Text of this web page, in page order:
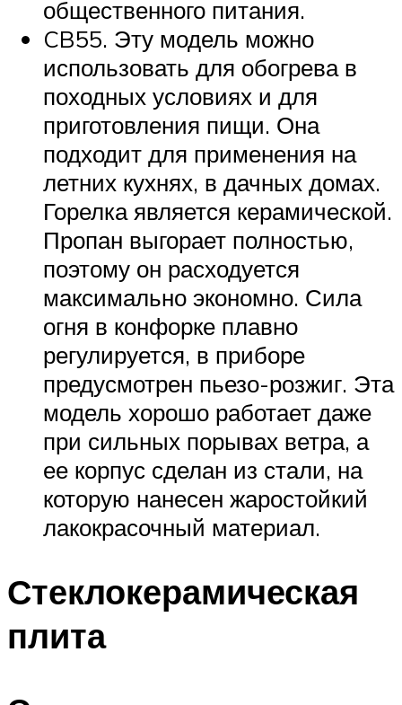
общественного питания.
CB55. Эту модель можно
использовать для обогрева в
походных условиях и для
приготовления пищи. Она
подходит для применения на
летних кухнях, в дачных домах.
Горелка является керамической.
Пропан выгорает полностью,
поэтому он расходуется
максимально экономно. Сила
огня в конфорке плавно
регулируется, в приборе
предусмотрен пьезо-розжиг. Эта
модель хорошо работает даже
при сильных порывах ветра, а
ее корпус сделан из стали, на
которую нанесен жаростойкий
лакокрасочный материал.
Стеклокерамическая
плита